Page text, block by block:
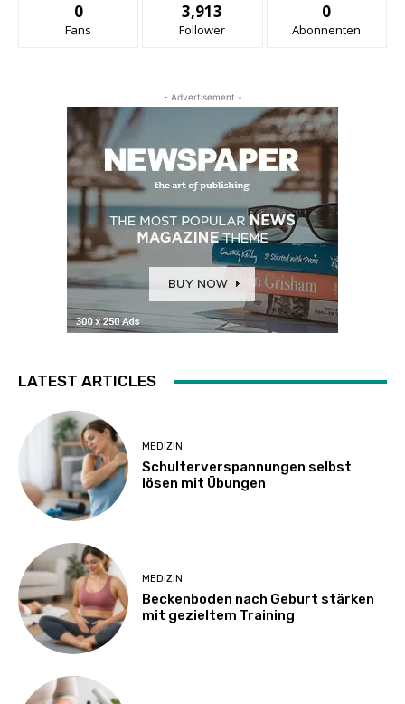
0
Fans
3,913
Follower
0
Abonnenten
- Advertisement -
LATEST ARTICLES
MEDIZIN
Schulterverspannungen selbst
lösen mit Übungen
MEDIZIN
Beckenboden nach Geburt stärken
mit gezieltem Training